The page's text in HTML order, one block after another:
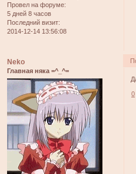
Провел на форуме:
5 дней 8 часов
Последний визит:
2014-12-14 13:56:08
Neko
Главная няка =^_^=
0